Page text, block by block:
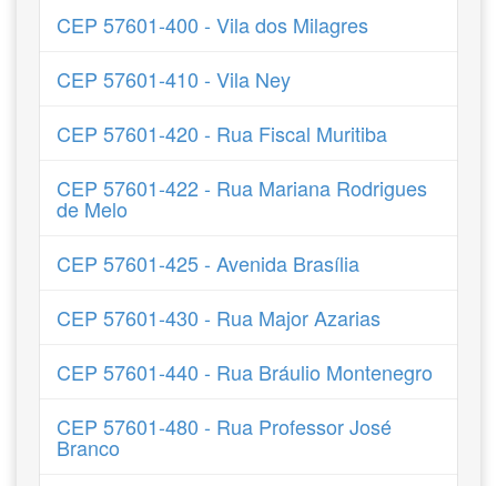
CEP 57601-400 - Vila dos Milagres
CEP 57601-410 - Vila Ney
CEP 57601-420 - Rua Fiscal Muritiba
CEP 57601-422 - Rua Mariana Rodrigues
de Melo
CEP 57601-425 - Avenida Brasília
CEP 57601-430 - Rua Major Azarias
CEP 57601-440 - Rua Bráulio Montenegro
CEP 57601-480 - Rua Professor José
Branco